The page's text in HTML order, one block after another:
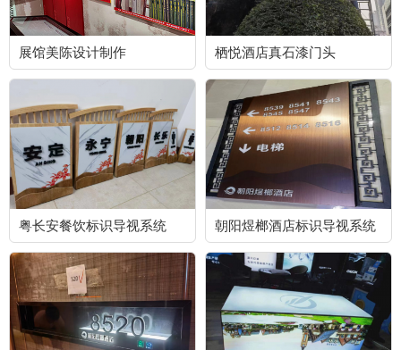
展馆美陈设计制作 栖悦酒店真石漆门头
粤长安餐饮标识导视系统 朝阳煜榔酒店标识导视系统